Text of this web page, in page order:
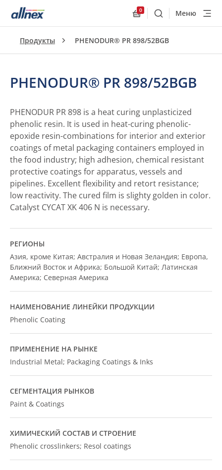
0
ПоискМеню
Продукты PHENODUR® PR 898/52BGB
PHENODUR® PR 898/52BGB
PHENODUR PR 898 is a heat curing unplasticized
phenolic resin. It is used in heat-curing phenolic-
epoxide resin-combinations for interior and exterior
coatings of metal packaging containers employed in
the food industry; high adhesion, chemical resistant
protective coatings for apparatus, vessels and
pipelines. Excellent flexibility and retort resistance;
low reactivity. The cured film is slighty golden in color.
Catalyst CYCAT XK 406 N is necessary.
РЕГИОНЫ
Азия, кроме Китая; Австралия и Новая Зеландия; Европа,
Ближний Восток и Африка; Большой Китай; Латинская
Америка; Северная Америка
НАИМЕНОВАНИЕ ЛИНЕЙКИ ПРОДУКЦИИ
Phenolic Coating
ПРИМЕНЕНИЕ НА РЫНКЕ
Industrial Metal; Packaging Coatings & Inks
СЕГМЕНТАЦИЯ РЫНКОВ
Paint & Coatings
ХИМИЧЕСКИЙ СОСТАВ И СТРОЕНИЕ
Phenolic crosslinkers; Resol coatings